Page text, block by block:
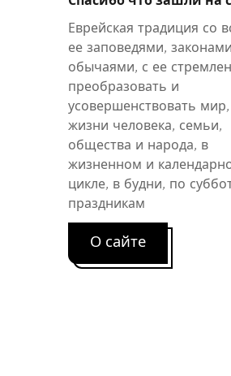
Еврейская традиция со
ее заповедями,
обычаями, с ее
преобразовать и
усовершенствовать
жизни человека, семьи,
общества и народа, в
жизненном и
цикле, в будни, по
праздникам
О сайте